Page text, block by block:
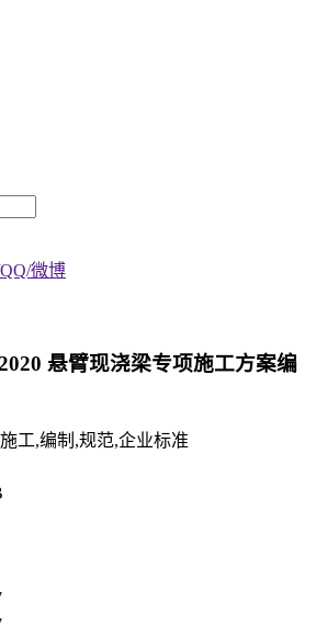
微博
悬臂现浇梁专项施工方案编